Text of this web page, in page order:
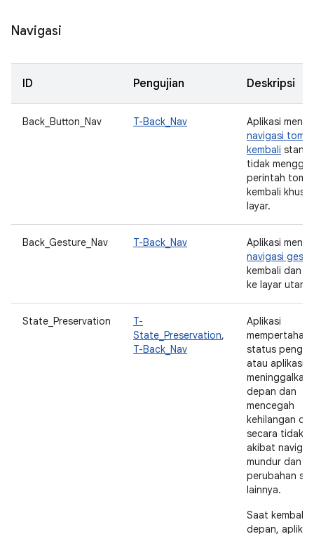
Navigasi
ID Pengujian Deskripsi
Back_Button_Nav T-Back_Nav
Aplikasi
navigasi
kembali
tidak
perintah
kembali
layar.
Back_Gesture_Nav T-Back_Nav
Aplikasi
navigasi
kembali dan
ke layar
State_Preservation
T-
State_Preservation,
T-Back_Nav
Aplikasi
status
atau aplikasi
meninggalkan
depan dan
mencegah
kehilangan
secara tidak
akibat
mundur dan
perubahan
lainnya.
Saat kembali
depan,